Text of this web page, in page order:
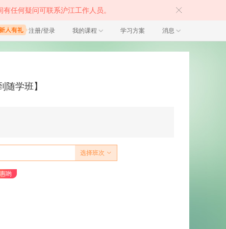
任何疑问可联系沪江工作人员。
注册/登录 我的课程 学习方案 消息
学班】
选择班次
哟